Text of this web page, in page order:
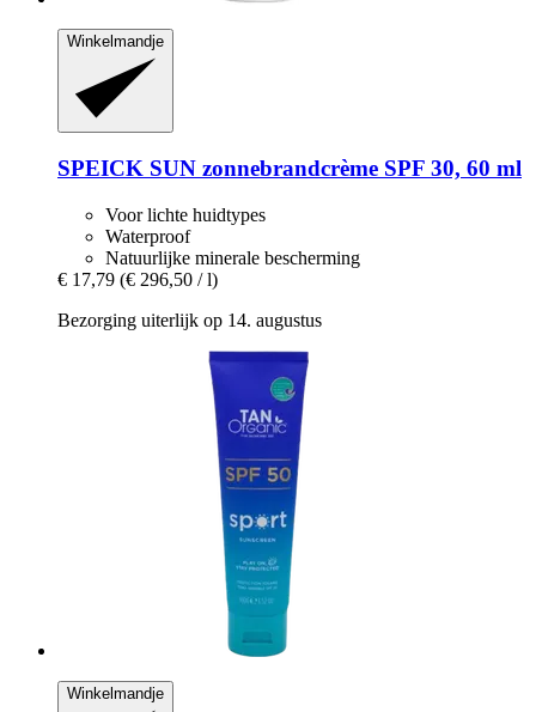
Winkelmandje
SPEICK SUN zonnebrandcrème SPF 30, 60 ml
Voor lichte huidtypes
Waterproof
Natuurlijke minerale bescherming
€ 17,79 (€ 296,50 / l)
Bezorging uiterlijk op 14. augustus
Winkelmandje